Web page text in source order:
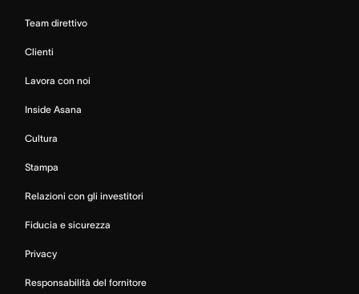
Team direttivo
Clienti
Lavora con noi
Inside Asana
Cultura
Stampa
Relazioni con gli investitori
Fiducia e sicurezza
Privacy
Responsabilità del fornitore